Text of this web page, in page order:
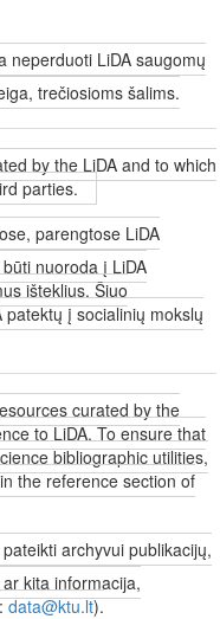
neperduoti LiDA saugomų
trečiosioms šalims.
by the LiDA and to which
parties.
parengtose LiDA
nuoroda į LiDA
išteklius. Šiuo
į socialinių mokslų
curated by the
to LiDA. To ensure that
bibliographic utilities,
the reference section of
archyvui publikacijų,
kita informacija,
data@ktu.lt).